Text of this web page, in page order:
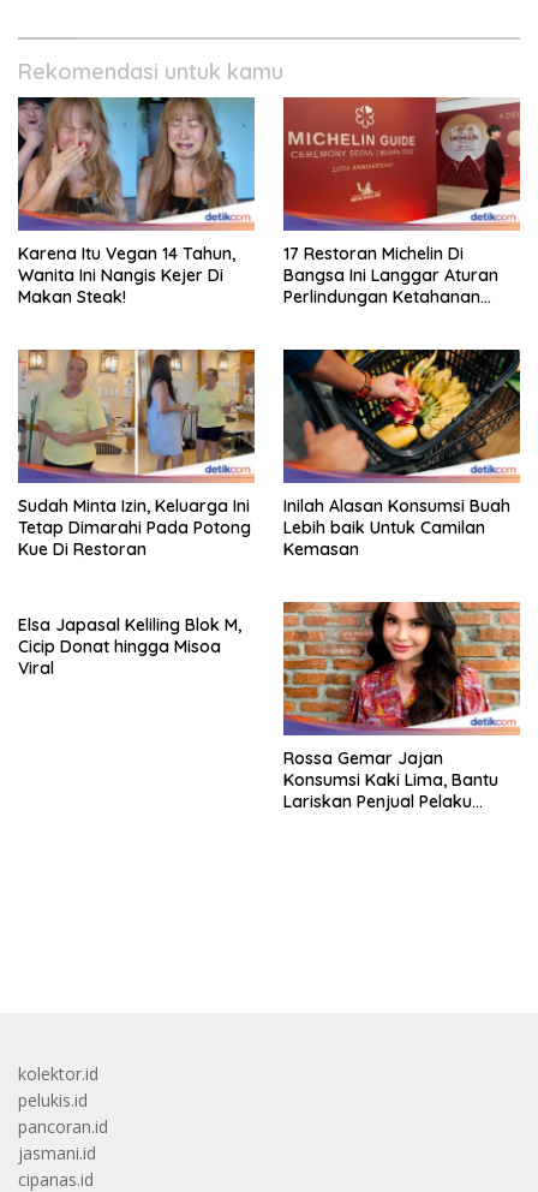
Rekomendasi untuk kamu
Karena Itu Vegan 14 Tahun,
Wanita Ini Nangis Kejer Di
Makan Steak!
17 Restoran Michelin Di
Bangsa Ini Langgar Aturan
Perlindungan Ketahanan
Sudah Minta Izin, Keluarga Ini
Tetap Dimarahi Pada Potong
Kue Di Restoran
Inilah Alasan Konsumsi Buah
Lebih baik Untuk Camilan
Kemasan
Elsa Japasal Keliling Blok M,
Cicip Donat hingga Misoa
Viral
Rossa Gemar Jajan
Konsumsi Kaki Lima, Bantu
Lariskan Penjual Pelaku
kolektor.id
pelukis.id
pancoran.id
jasmani.id
cipanas.id